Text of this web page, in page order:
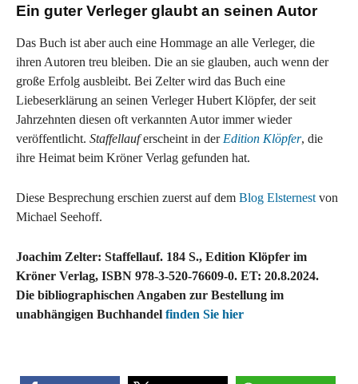
Ein guter Verleger glaubt an seinen Autor
Das Buch ist aber auch eine Hommage an alle Verleger, die
ihren Autoren treu bleiben. Die an sie glauben, auch wenn der
große Erfolg ausbleibt. Bei Zelter wird das Buch eine
Liebeserklärung an seinen Verleger Hubert Klöpfer, der seit
Jahrzehnten diesen oft verkannten Autor immer wieder
veröffentlicht. Staffellauferscheint in der Edition Klöpfer, die
ihre Heimat beim Kröner Verlag gefunden hat.
Diese Besprechung erschien zuerst auf dem Blog Elsternest von
Michael Seehoff.
Joachim Zelter: Staffellauf. 184 S., Edition Klöpfer im
Kröner Verlag, ISBN 978-3-520-76609-0. ET: 20.8.2024.
Die bibliographischen Angaben zur Bestellung im
unabhängigen Buchhandel finden Sie hier